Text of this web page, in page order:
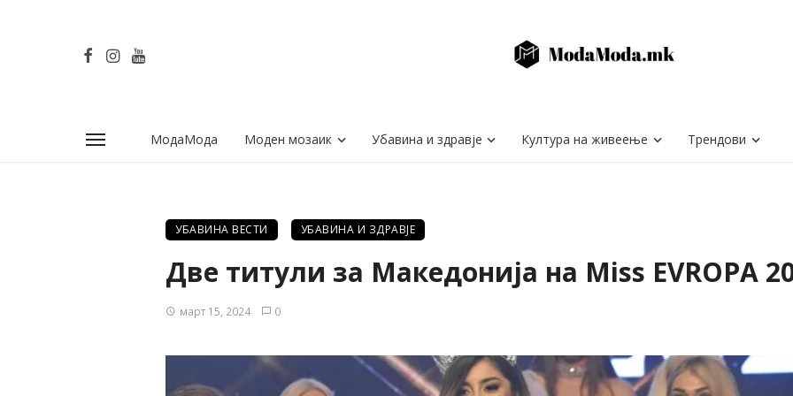
МодаМода Моден мозаик Убавина и здравје Култура на живеење Трендови
УБАВИНА ВЕСТИ УБАВИНА И ЗДРАВЈЕ
Две титули за Македонија на Miss EVROPA
март 15, 2024 0